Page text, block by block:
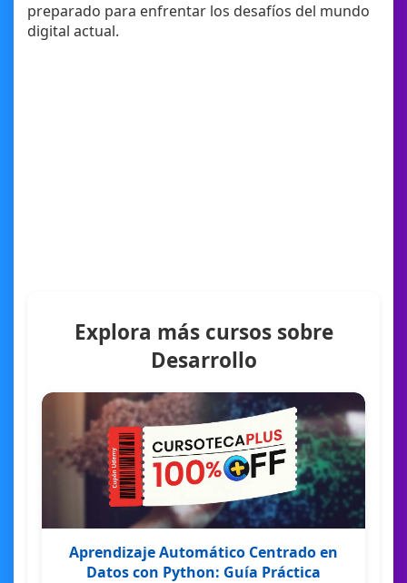
preparado para enfrentar los desafíos del mundo
digital actual.
Explora más cursos sobre
Desarrollo
Aprendizaje Automático Centrado en
Datos con Python: Guía Práctica